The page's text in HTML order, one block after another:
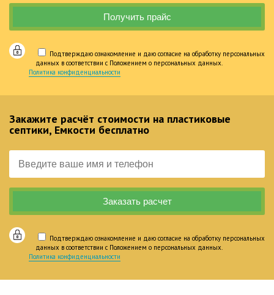
Подтверждаю ознакомление и даю согласие на обработку персональных
данных в соответствии с Положением о персональных данных.
Политика конфиденциальности
Закажите расчёт стоимости на пластиковые
септики, Емкости бесплатно
Подтверждаю ознакомление и даю согласие на обработку персональных
данных в соответствии с Положением о персональных данных.
Политика конфиденциальности